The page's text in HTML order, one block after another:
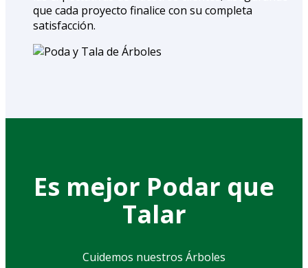
que cada proyecto finalice con su completa
satisfacción.
Es mejor Podar que
Talar
Cuidemos nuestros Árboles